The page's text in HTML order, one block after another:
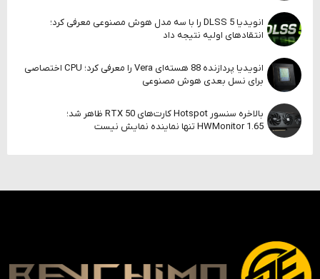
انویدیا DLSS 5 را با سه مدل هوش مصنوعی معرفی کرد؛
انتقادهای اولیه نتیجه داد
انویدیا پردازنده 88 هسته‌ای Vera را معرفی کرد؛ CPU اختصاصی
برای نسل بعدی هوش مصنوعی
بالاخره سنسور Hotspot کارت‌های RTX 50 ظاهر شد؛
HWMonitor 1.65 تنها نماینده نمایش نیست